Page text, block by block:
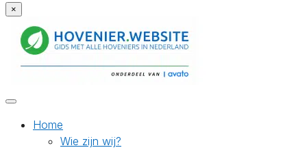
×
Home
Wie zijn wij?